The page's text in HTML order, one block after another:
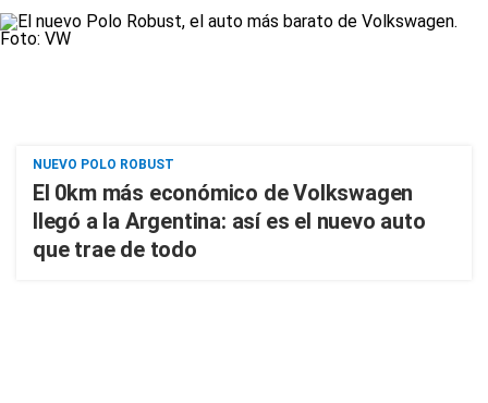
NUEVO POLO ROBUST
El 0km más económico de Volkswagen
llegó a la Argentina: así es el nuevo auto
que trae de todo